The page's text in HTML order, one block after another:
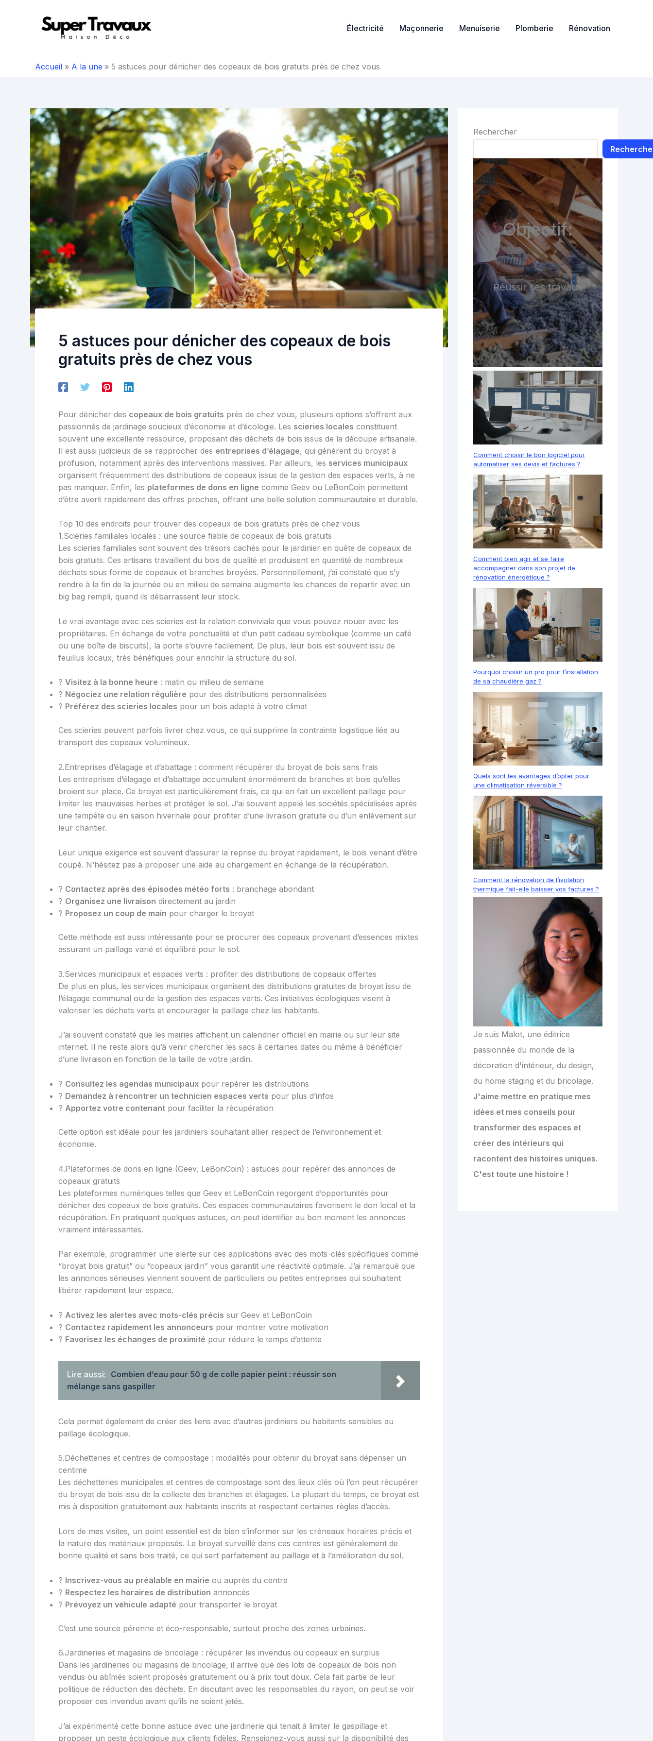
Électricité Maçonnerie Menuiserie Plomberie Rénovation
Accueil A la une 5 astuces pour dénicher des copeaux de bois gratuits près de chez vous
5 astuces pour dénicher des copeaux de bois
gratuits près de chez vous
Pour dénicher des copeaux de bois gratuits près de chez vous, plusieurs options s’offrent aux
passionnés de jardinage soucieux d’économie et d’écologie. Les scieries locales constituent
souvent une excellente ressource, proposant des déchets de bois issus de la découpe artisanale.
Il est aussi judicieux de se rapprocher des entreprises d’élagage, qui génèrent du broyat à
profusion, notamment après des interventions massives. Par ailleurs, les services municipaux
organisent fréquemment des distributions de copeaux issus de la gestion des espaces verts, à ne
pas manquer. Enfin, les plateformes de dons en ligne comme Geev ou LeBonCoin permettent
d’être averti rapidement des offres proches, offrant une belle solution communautaire et durable.
Top 10 des endroits pour trouver des copeaux de bois gratuits près de chez vous
1.Scieries familiales locales : une source fiable de copeaux de bois gratuits
Les scieries familiales sont souvent des trésors cachés pour le jardinier en quête de copeaux de
bois gratuits. Ces artisans travaillent du bois de qualité et produisent en quantité de nombreux
déchets sous forme de copeaux et branches broyées. Personnellement, j’ai constaté que s’y
rendre à la fin de la journée ou en milieu de semaine augmente les chances de repartir avec un
big bag rempli, quand ils débarrassent leur stock.
Le vrai avantage avec ces scieries est la relation conviviale que vous pouvez nouer avec les
propriétaires. En échange de votre ponctualité et d’un petit cadeau symbolique (comme un café
ou une boîte de biscuits), la porte s’ouvre facilement. De plus, leur bois est souvent issu de
feuillus locaux, très bénéfiques pour enrichir la structure du sol.
? Visitez à la bonne heure : matin ou milieu de semaine
? Négociez une relation régulière pour des distributions personnalisées
? Préférez des scieries locales pour un bois adapté à votre climat
Ces scieries peuvent parfois livrer chez vous, ce qui supprime la contrainte logistique liée au
transport des copeaux volumineux.
2.Entreprises d’élagage et d’abattage : comment récupérer du broyat de bois sans frais
Les entreprises d’élagage et d’abattage accumulent énormément de branches et bois qu’elles
broient sur place. Ce broyat est particulièrement frais, ce qui en fait un excellent paillage pour
limiter les mauvaises herbes et protéger le sol. J’ai souvent appelé les sociétés spécialisées après
une tempête ou en saison hivernale pour profiter d’une livraison gratuite ou d’un enlèvement sur
leur chantier.
Leur unique exigence est souvent d’assurer la reprise du broyat rapidement, le bois venant d’être
coupé. N’hésitez pas à proposer une aide au chargement en échange de la récupération.
? Contactez après des épisodes météo forts : branchage abondant
? Organisez une livraison directement au jardin
? Proposez un coup de main pour charger le broyat
Cette méthode est aussi intéressante pour se procurer des copeaux provenant d’essences mixtes
assurant un paillage varié et équilibré pour le sol.
3.Services municipaux et espaces verts : profiter des distributions de copeaux offertes
De plus en plus, les services municipaux organisent des distributions gratuites de broyat issu de
l’élagage communal ou de la gestion des espaces verts. Ces initiatives écologiques visent à
valoriser les déchets verts et encourager le paillage chez les habitants.
J’ai souvent constaté que les mairies affichent un calendrier officiel en mairie ou sur leur site
internet. Il ne reste alors qu’à venir chercher les sacs à certaines dates ou même à bénéficier
d’une livraison en fonction de la taille de votre jardin.
? Consultez les agendas municipaux pour repérer les distributions
? Demandez à rencontrer un technicien espaces verts pour plus d’infos
? Apportez votre contenant pour faciliter la récupération
Cette option est idéale pour les jardiniers souhaitant allier respect de l’environnement et
économie.
4.Plateformes de dons en ligne (Geev, LeBonCoin) : astuces pour repérer des annonces de
copeaux gratuits
Les plateformes numériques telles que Geev et LeBonCoin regorgent d’opportunités pour
dénicher des copeaux de bois gratuits. Ces espaces communautaires favorisent le don local et la
récupération. En pratiquant quelques astuces, on peut identifier au bon moment les annonces
vraiment intéressantes.
Par exemple, programmer une alerte sur ces applications avec des mots-clés spécifiques comme
“broyat bois gratuit” ou “copeaux jardin” vous garantit une réactivité optimale. J’ai remarqué que
les annonces sérieuses viennent souvent de particuliers ou petites entreprises qui souhaitent
libérer rapidement leur espace.
? Activez les alertes avec mots-clés précis sur Geev et LeBonCoin
? Contactez rapidement les annonceurs pour montrer votre motivation
? Favorisez les échanges de proximité pour réduire le temps d’attente
Lire aussi: Combien d’eau pour 50 g de colle papier peint : réussir son
mélange sans gaspiller
Cela permet également de créer des liens avec d’autres jardiniers ou habitants sensibles au
paillage écologique.
5.Déchetteries et centres de compostage : modalités pour obtenir du broyat sans dépenser un
centime
Les déchetteries municipales et centres de compostage sont des lieux clés où l’on peut récupérer
du broyat de bois issu de la collecte des branches et élagages. La plupart du temps, ce broyat est
mis à disposition gratuitement aux habitants inscrits et respectant certaines règles d’accès.
Lors de mes visites, un point essentiel est de bien s’informer sur les créneaux horaires précis et
la nature des matériaux proposés. Le broyat surveillé dans ces centres est généralement de
bonne qualité et sans bois traité, ce qui sert parfaitement au paillage et à l’amélioration du sol.
? Inscrivez-vous au préalable en mairie ou auprès du centre
? Respectez les horaires de distribution annoncés
? Prévoyez un véhicule adapté pour transporter le broyat
C’est une source pérenne et éco-responsable, surtout proche des zones urbaines.
6.Jardineries et magasins de bricolage : récupérer les invendus ou copeaux en surplus
Dans les jardineries ou magasins de bricolage, il arrive que des lots de copeaux de bois non
vendus ou abîmés soient proposés gratuitement ou à prix tout doux. Cela fait partie de leur
politique de réduction des déchets. En discutant avec les responsables du rayon, on peut se voir
proposer ces invendus avant qu’ils ne soient jetés.
J’ai expérimenté cette bonne astuce avec une jardinerie qui tenait à limiter le gaspillage et
proposer un geste écologique aux clients fidèles. Renseignez-vous aussi sur la disponibilité des
Rechercher
Objectif:
Réussir ses travaux
Comment choisir le bon logiciel pour
automatiser ses devis et factures ?
Comment bien agir et se faire
accompagner dans son projet de
rénovation énergétique ?
Pourquoi choisir un pro pour l’installation
de sa chaudière gaz ?
Quels sont les avantages d’opter pour
une climatisation réversible ?
Comment la rénovation de l’isolation
thermique fait-elle baisser vos factures ?
Je suis Malot, une éditrice
passionnée du monde de la
décoration d'intérieur, du design,
du home staging et du bricolage.
J'aime mettre en pratique mes
idées et mes conseils pour
transformer des espaces et
créer des intérieurs qui
racontent des histoires uniques.
C'est toute une histoire !